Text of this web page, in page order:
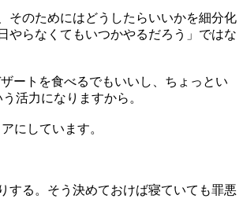
そのためにはどうしたらいいかを細分化
やらなくてもいつかやるだろう」ではな
ートを食べるでもいいし、ちょっとい
活力になりますから。
にしています。
る。そう決めておけば寝ていても罪悪